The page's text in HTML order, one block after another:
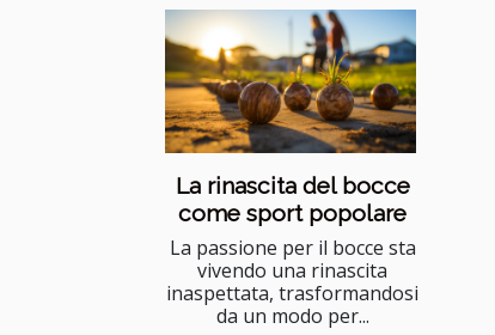
La rinascita del bocce
come sport popolare
La passione per il bocce sta
vivendo una rinascita
inaspettata, trasformandosi
da un modo per...